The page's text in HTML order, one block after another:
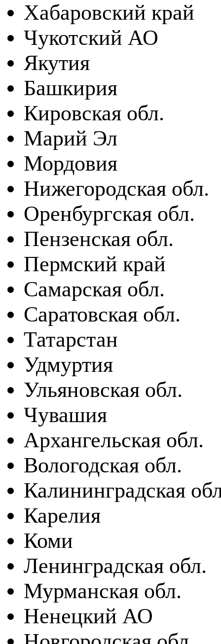
Хабаровский край
Чукотский АО
Якутия
Башкирия
Кировская обл.
Марий Эл
Мордовия
Нижегородская обл.
Оренбургская обл.
Пензенская обл.
Пермский край
Самарская обл.
Саратовская обл.
Татарстан
Удмуртия
Ульяновская обл.
Чувашия
Архангельская обл.
Вологодская обл.
Калининградская
Карелия
Коми
Ленинградская обл.
Мурманская обл.
Ненецкий АО